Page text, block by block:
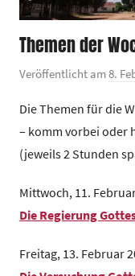
Themen der
Veröffentlicht am8.
Die Themen für die
– komm vorbei oder
(jeweils 2 Stunden
Mittwoch, 11.
Die Regierung
Freitag, 13. Februar